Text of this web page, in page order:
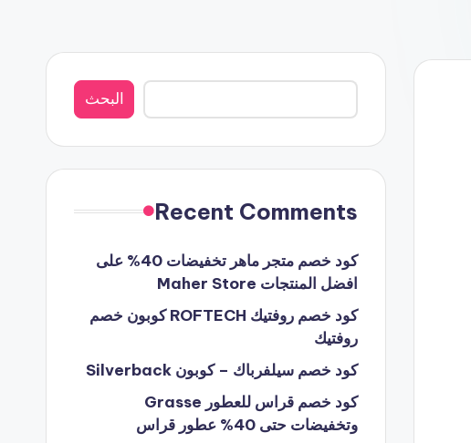
البحث
البحث
Recent Comments
كود خصم متجر ماهر تخفيضات 40% على
افضل المنتجات Maher Store
كود خصم روفتيك ROFTECH كوبون خصم
روفتيك
كود خصم سيلفرباك – كوبون Silverback
كود خصم قراس للعطور Grasse
وتخفيضات حتى 40% عطور قراس